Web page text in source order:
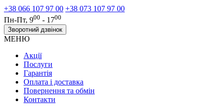
+38 066 107 97 00 +38 073 107 97 00
Пн-Пт, 900 - 1700
Зворотний дзвінок
МЕНЮ
Акції
Послуги
Гарантія
Оплата і доставка
Повернення та обмін
Контакти